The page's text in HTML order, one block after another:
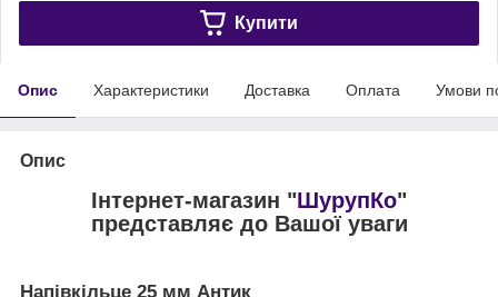
Купити
Опис Характеристики Доставка Оплата Умови
Опис
Інтернет-магазин "ШурупКо"
представляє до Вашої уваги
Напівкільце 25 мм Антик